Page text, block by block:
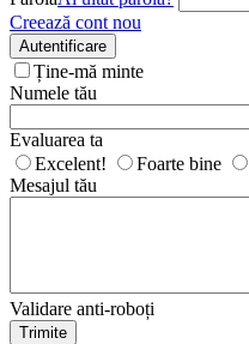
Creează cont nou
Autentificare
Ține-mă minte
Numele tău
Evaluarea ta
Excelent!
Foarte bine
Mesajul tău
Validare anti-roboți
Trimite